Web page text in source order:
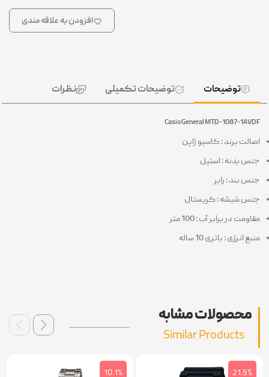
افزودن به علاقه مندی
توضیحات توضیحات تکمیلی نظرات
Casio General MTD-1087-
برند : کاسیو ژاپن
بدنه : استیل
بند : رابر
شیشه : کریستال
در برابر آب : 100 متر
انرژی : باتری 10 ساله
محصولات مشابه
Similar Products
21.5%
10.1%